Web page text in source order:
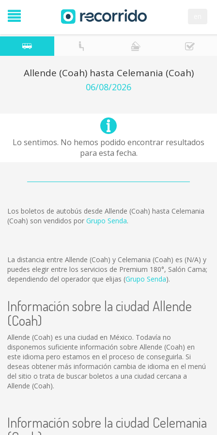
Allende (Coah) hasta Celemania (Coah)
06/08/2026
Lo sentimos. No hemos podido encontrar resultados
para esta fecha.
Los boletos de autobús desde Allende (Coah) hasta Celemania
(Coah) son vendidos por Grupo Senda.
La distancia entre Allende (Coah) y Celemania (Coah) es (N/A) y
puedes elegir entre los servicios de Premium 180°, Salón Cama;
dependiendo del operador que elijas (Grupo Senda).
Información sobre la ciudad Allende
(Coah)
Allende (Coah) es una ciudad en México. Todavía no
disponemos suficiente información sobre Allende (Coah) en
este idioma pero estamos en el proceso de conseguirla. Si
deseas obtener más información cambia de idioma en el menú
del sitio o trata de buscar boletos a una ciudad cercana a
Allende (Coah).
Información sobre la ciudad Celemania